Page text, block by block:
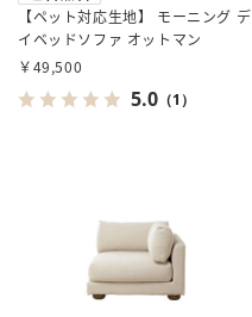
【ペット対応生地】 モーニング デ
イベッドソファ オットマン
￥49,500
5.0 （1）